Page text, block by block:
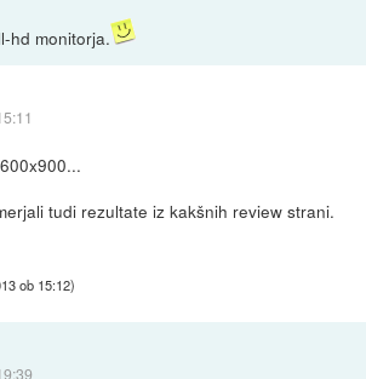
hd monitorja.
tudi rezultate iz kakšnih review strani.
ob 15:12)